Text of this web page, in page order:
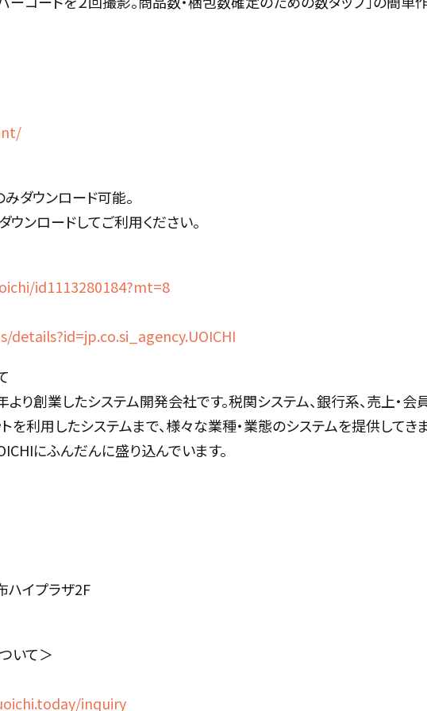
ダウンロード可能。
ンロードしてご利用ください。
id1113280184?mt=8
り創業したシステム開発会社です。税関システム、銀行系、売上・
を利用したシステムまで、様々な業種・業態のシステムを提供してき
にふんだんに盛り込んでいます。
ハイプラザ2F
いて＞
inquiry